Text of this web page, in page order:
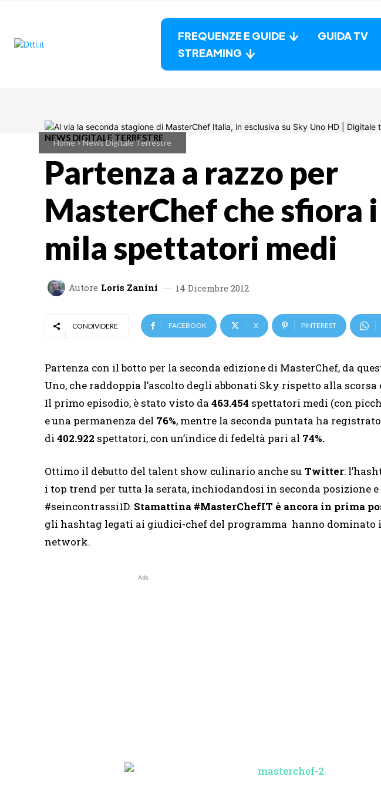
FREQUENZE E GUIDE GUIDA TV
STREAMING
Home News Digitale Terrestre
NEWS DIGITALE TERRESTRE
Partenza a razzo per
MasterChef che sfiora
mila spettatori medi
Autore Loris Zanini 14 Dicembre 2012
CONDIVIDERE FACEBOOK X PINTEREST
Partenza con il botto per la seconda edizione di MasterChef, da
Uno, che raddoppia l’ascolto degli abbonati Sky rispetto alla scorsa
Il primo episodio, è stato visto da 463.454 spettatori medi (con
e una permanenza del 76%, mentre la seconda puntata ha
di 402.922 spettatori, con un’indice di fedeltà pari al 74%.
Ottimo il debutto del talent show culinario anche su Twitter:
i top trend per tutta la serata, inchiodandosi in seconda posizione
#seincontrassi1D. Stamattina #MasterChefIT è ancora in prima
gli hashtag legati ai giudici-chef del programma hanno dominato
network.
Ads